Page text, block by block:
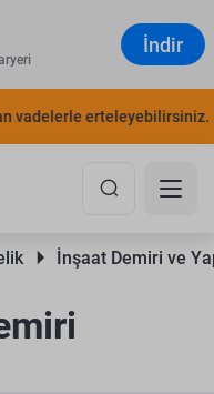
İndir
erteleyebilirsiniz.
İnşaat Demiri ve